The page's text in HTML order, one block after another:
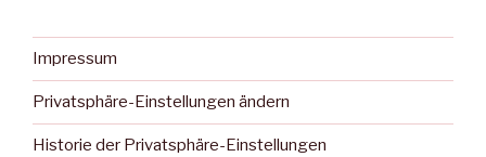
Impressum
Privatsphäre-Einstellungen ändern
Historie der Privatsphäre-Einstellungen